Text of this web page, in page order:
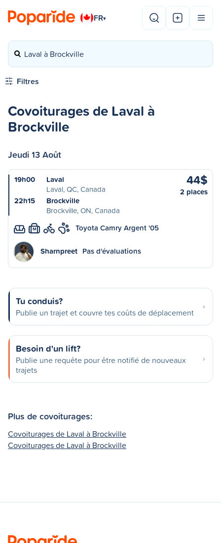
FR▾
Laval à Brockville
Filtres
Covoiturages de Laval à
Brockville
Jeudi 13 Août
19h00
Laval
Laval, QC, Canada
22h15
Brockville
Brockville, ON, Canada
44$
2 places
M Toyota Camry Argent '05
Sharnpreet Pas d'évaluations
Tu conduis?
Publie un trajet et couvre tes coûts de déplacement
Besoin d'un lift?
Publie une requête pour être notifié de nouveaux
trajets
Plus de covoiturages:
Covoiturages de Laval à Brockville
Covoiturages de Laval à Brockville